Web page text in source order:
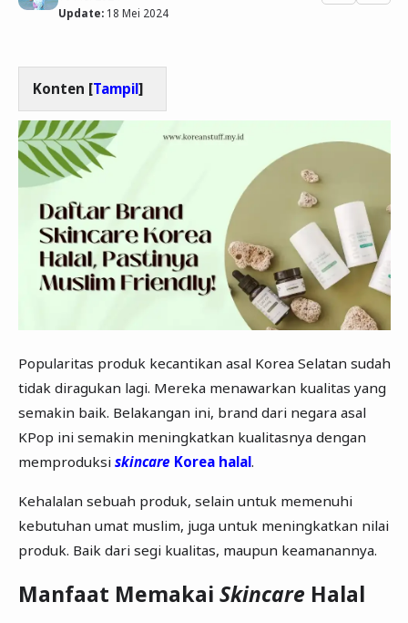
Update: 18 Mei 2024
Konten [Tampil]
Popularitas produk kecantikan asal Korea Selatan sudah
tidak diragukan lagi. Mereka menawarkan kualitas yang
semakin baik. Belakangan ini, brand dari negara asal
KPop ini semakin meningkatkan kualitasnya dengan
memproduksi skincare Korea halal.
Kehalalan sebuah produk, selain untuk memenuhi
kebutuhan umat muslim, juga untuk meningkatkan nilai
produk. Baik dari segi kualitas, maupun keamanannya.
Manfaat Memakai SkincareHalal